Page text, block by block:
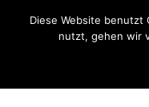
Diese Website benutzt
nutzt, gehen wir